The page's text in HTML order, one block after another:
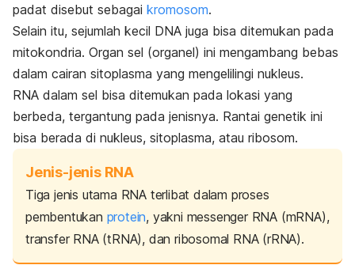
padat disebut sebagai kromosom.
Selain itu, sejumlah kecil DNA juga bisa ditemukan pada
mitokondria. Organ sel (organel) ini mengambang bebas
dalam cairan sitoplasma yang mengelilingi nukleus.
RNA dalam sel bisa ditemukan pada lokasi yang
berbeda, tergantung pada jenisnya. Rantai genetik ini
bisa berada di nukleus, sitoplasma, atau ribosom.
Jenis-jenis RNA
Tiga jenis utama RNA terlibat dalam proses
pembentukan protein, yakni messengerRNA (mRNA),
transferRNA (tRNA), danribosomal RNA (rRNA).